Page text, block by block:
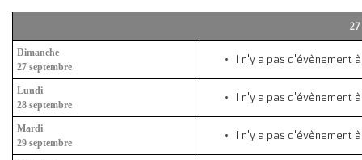
Dimanche
27 septembre
Il n'y a pas d'évènement
Lundi
28 septembre
Il n'y a pas d'évènement
Mardi
29 septembre
Il n'y a pas d'évènement